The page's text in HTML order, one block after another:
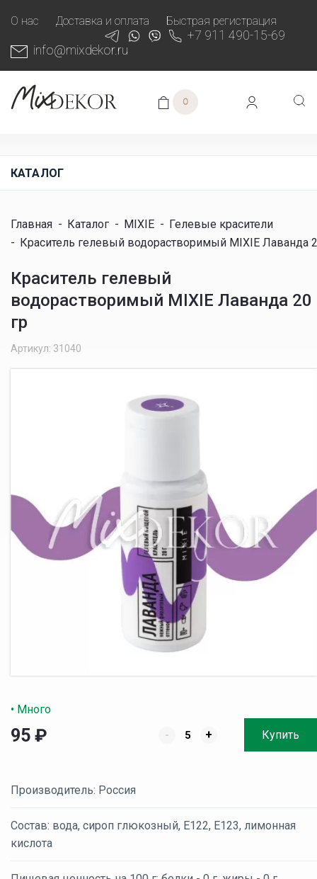
О нас Доставка и оплата Быстрая регистрация
+7 911 490-15-69
info@mixdekor.ru
0
КАТАЛОГ
Главная - Каталог - MIXIE - Гелевые красители
- Краситель гелевый водорастворимый MIXIE Лаванда
Краситель гелевый
водорастворимый MIXIE Лаванда 20
гр
Артикул: 31040
• Много
95 ₽ - + Купить
Производитель: Россия
Состав: вода, сироп глюкозный, Е122, Е123, лимонная
кислота